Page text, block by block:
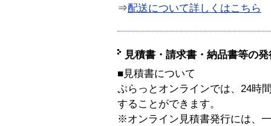
⇒配送について詳しくはこちら
見積書・請求書・納品書等の
■見積書について
ぷらっとオンラインでは、24時
することができます。
※オンライン見積書発行には、